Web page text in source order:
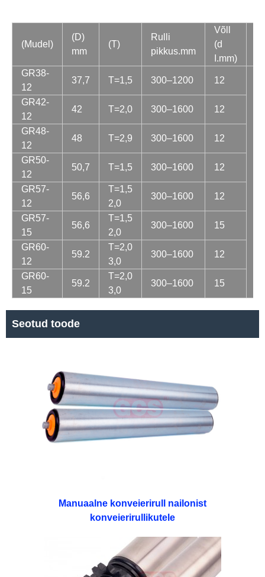
(Mudel)
(D)
mm
(T)
Rulli
pikkus.mm
Võll
(d
I.mm)
GR38-
12
37,7 T=1,5 300–1200 12
GR42-
12
42 T=2,0 300–1600 12
GR48-
12
48 T=2,9 300–1600 12
GR50-
12
50,7 T=1,5 300–1600 12
GR57-
12
56,6
T=1,5
2,0
300–1600 12
GR57-
15
56,6
T=1,5
2,0
300–1600 15
GR60-
12
59.2
T=2,0
3,0
300–1600 12
GR60-
15
59.2
T=2,0
3,0
300–1600 15
Seotud toode
Manuaalne konveierirull nailonist
konveierirullikutele